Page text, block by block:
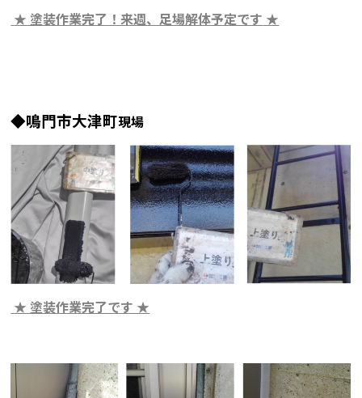
★ 塗装作業完了！来週、足場解体予定です ★
◆鳴門市大津町現場
★ 塗装作業完了です ★